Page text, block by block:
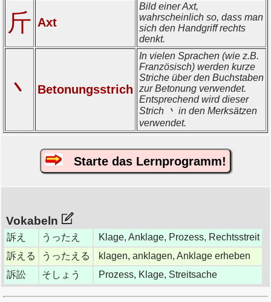
斤 Axt
Bild einer Axt,
wahrscheinlich so, dass man
sich den Handgriff rechts
denkt.
丶 Betonungsstrich
In vielen Sprachen (wie z.B.
Französisch) werden kurze
Striche über den Buchstaben
zur Betonung verwendet.
Entsprechend wird dieser
Strich 丶 in den Merksätzen
verwendet.
Starte das Lernprogramm!
Vokabeln
訴え うったえ
Klage, Anklage, Prozess, Rechtsstreit
訴える
うったえる
klagen, anklagen, Anklage erheben
訴訟
そしょう Prozess, Klage, Streitsache